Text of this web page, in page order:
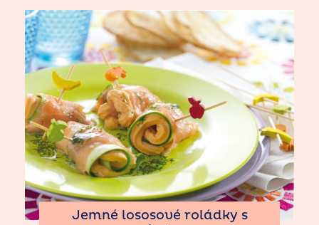
Jemné lososové roládky s